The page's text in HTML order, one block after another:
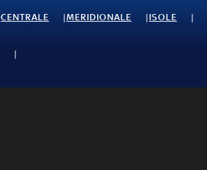
CENTRALE MERIDIONALE
ISOLE